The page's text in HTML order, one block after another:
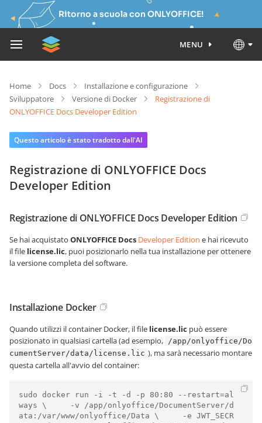
Ritorno a scuola con ONLYOFFICE!
MENU
Home Docs
Installazione e configurazione
Sviluppatore
Versione di Docker
Registrazione di
ONLYOFFICE Docs Developer Edition
Questo articolo è stato tradotto dall'AI
Registrazione di ONLYOFFICE Docs
Developer Edition
Registrazione di ONLYOFFICE Docs Developer Edition
Se hai acquistato ONLYOFFICE Docs Developer Edition e hai ricevuto
il file license.lic, puoi posizionarlo nella tua installazione per ottenere
la versione completa del software.
Installazione Docker
Quando utilizzi il container Docker, il file license.lic può essere
posizionato in qualsiasi cartella (ad esempio, /app/onlyoffice/Do
cumentServer/data/license.lic ), ma sarà necessario montare
questa cartella all'avvio del container:
sudo docker run -i -t -d -p 80:80 --restart=al
ways \     -v /app/onlyoffice/DocumentServer/d
ata:/var/www/onlyoffice/Data \     -e JWT_SECR